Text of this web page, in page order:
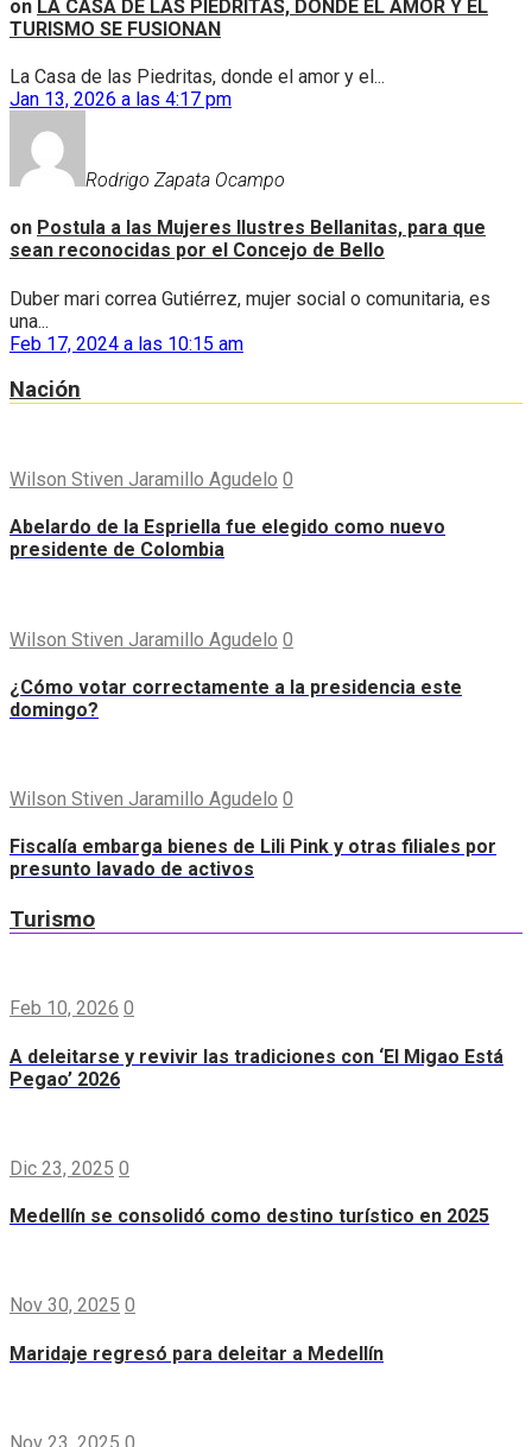
on LA CASA DE LAS PIEDRITAS, DONDE EL AMOR Y EL
TURISMO SE FUSIONAN
La Casa de las Piedritas, donde el amor y el...
Jan 13, 2026 a las 4:17 pm
Rodrigo Zapata Ocampo
on Postula a las Mujeres Ilustres Bellanitas, para que
sean reconocidas por el Concejo de Bello
Duber mari correa Gutiérrez, mujer social o comunitaria, es
una...
Feb 17, 2024 a las 10:15 am
Nación
Wilson Stiven Jaramillo Agudelo 0
Abelardo de la Espriella fue elegido como nuevo
presidente de Colombia
Wilson Stiven Jaramillo Agudelo 0
¿Cómo votar correctamente a la presidencia este
domingo?
Wilson Stiven Jaramillo Agudelo 0
Fiscalía embarga bienes de Lili Pink y otras filiales por
presunto lavado de activos
Turismo
Feb 10, 2026 0
A deleitarse y revivir las tradiciones con ‘El Migao Está
Pegao’ 2026
Dic 23, 2025 0
Medellín se consolidó como destino turístico en 2025
Nov 30, 2025 0
Maridaje regresó para deleitar a Medellín